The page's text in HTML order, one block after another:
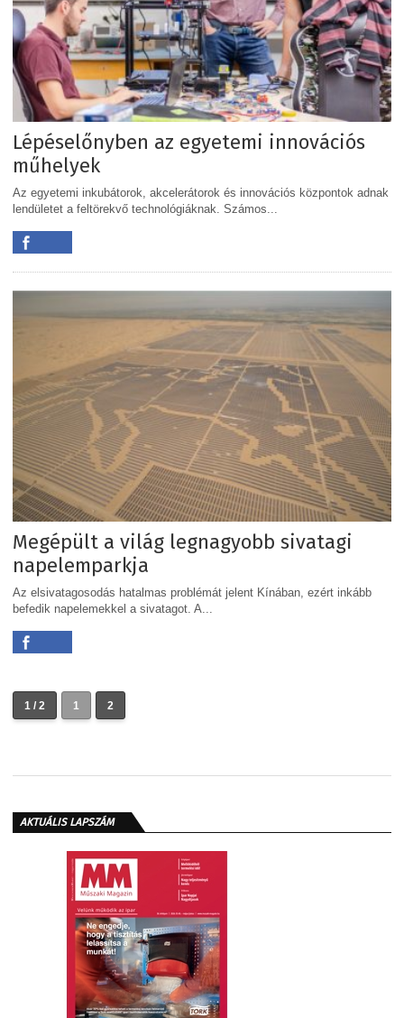
Lépéselőnyben az egyetemi innovációs
műhelyek
Az egyetemi inkubátorok, akcelerátorok és innovációs központok adnak
lendületet a feltörekvő technológiáknak. Számos...
Megépült a világ legnagyobb sivatagi
napelemparkja
Az elsivatagosodás hatalmas problémát jelent Kínában, ezért inkább
befedik napelemekkel a sivatagot. A...
1 / 2 1 2
AKTUÁLIS LAPSZÁM